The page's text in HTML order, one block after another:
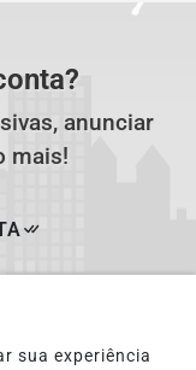
anunciar
mais!
sua experiência